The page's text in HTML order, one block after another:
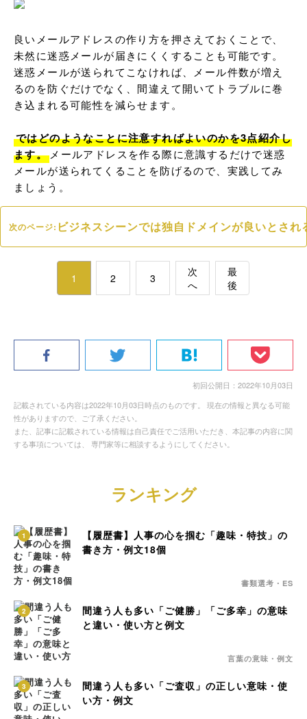
良いメールアドレスの作り方を押さえておくことで、
未然に迷惑メールが届きにくくすることも可能です。
迷惑メールが送られてこなければ、メール件数が増え
るのを防ぐだけでなく、間違えて開いてトラブルに巻
き込まれる可能性を減らせます。
ではどのようなことに注意すればよいのかを3点紹介し
ます。 メールアドレスを作る際に意識するだけで迷惑
メールが送られてくることを防げるので、実践してみ
ましょう。
次のページ: ビジネスシーンでは独自ドメインが良いとされ
1 2 3
次
へ
最
後
初回公開日：2022年10月03日
記載されている内容は2022年10月03日時点のものです。 現在の情報と異なる可能
性がありますので、ご了承ください。
また、記事に記載されている情報は自己責任でご活用いただき、本記事の内容に関
する事項については、 専門家等に相談するようにしてください。
ランキング
1
【履歴書】人事の心を掴む「趣味・特技」の
書き方・例文18個
書類選考・ES
2
間違う人も多い「ご健勝」「ご多幸」の意味
と違い・使い方と例文
言葉の意味・例文
3
間違う人も多い「ご査収」の正しい意味・使
い方・例文